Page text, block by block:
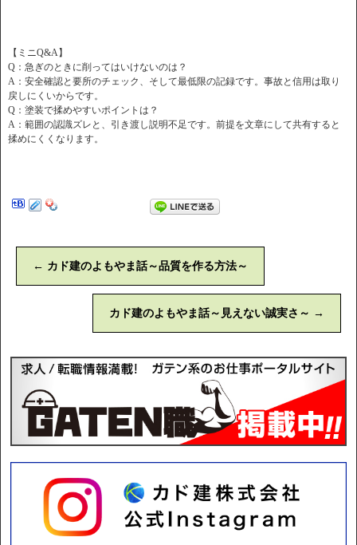
【ミニQ&A】
Q：急ぎのときに削ってはいけないのは？
A：安全確認と要所のチェック、そして最低限の記録です。事故と信用は取り
戻しにくいからです。
Q：塗装で揉めやすいポイントは？
A：範囲の認識ズレと、引き渡し説明不足です。前提を文章にして共有すると
揉めにくくなります。
← カド建のよもやま話～品質を作る方法～
カド建のよもやま話～見えない誠実さ～ →